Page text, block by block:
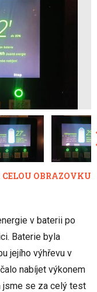
CELOU OBRAZOVKU
v baterii po
Baterie byla
jejího výhřevu v
nabíjet výkonem
jsme se za celý test